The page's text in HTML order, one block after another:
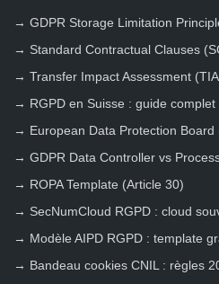
→ GDPR Storage Limitation
→ Standard Contractual Clauses
→ Transfer Impact Assessment
→ RGPD en Suisse : guide complet
→ European Data Protection Board
→ GDPR Data Controller vs
→ ROPA Template (Article 30)
→ SecNumCloud RGPD : cloud
→ Modèle AIPD RGPD : template
→ Bandeau cookies CNIL : règles